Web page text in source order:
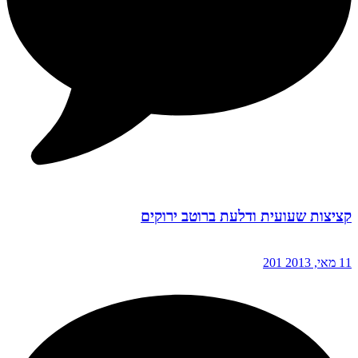
קציצות שעועית ודלעת ברוטב ירוקים
11 מאי, 2013 201